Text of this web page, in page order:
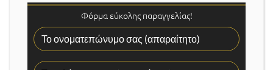
Φόρμα εύκολης παραγγελίας!